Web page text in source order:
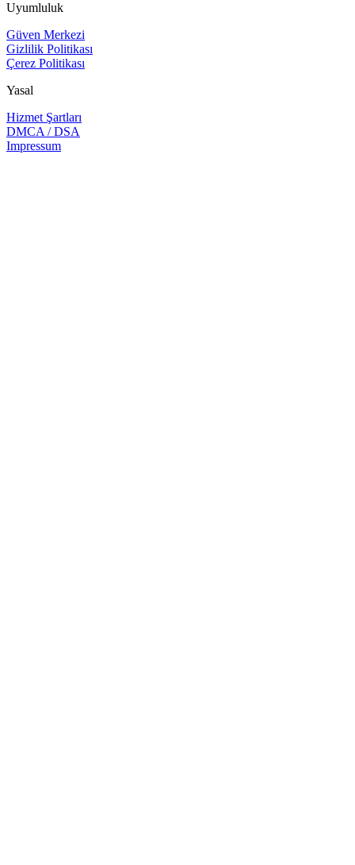
Uyumluluk
Güven Merkezi
Gizlilik Politikası
Çerez Politikası
Yasal
Hizmet Şartları
DMCA / DSA
Impressum